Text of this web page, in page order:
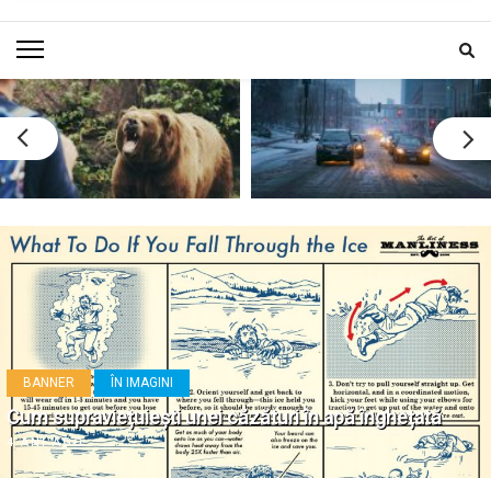
PONTURI DESPRE
BANNER ÎN IMAGINI
Cum supraviețuiești unei căzături în apă înghețată
4 ANI AGO